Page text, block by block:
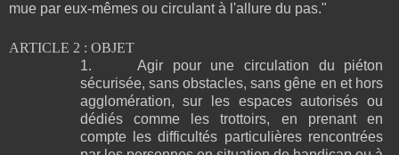
mue par eux-mêmes ou circulant à l'allure du pas."
ARTICLE 2 : OBJET
1.
Agir pour une circulation du piéton
sécurisée, sans obstacles, sans gêne en et hors
agglomération, sur les espaces autorisés ou
dédiés comme les trottoirs, en prenant en
compte les difficultés particulières rencontrées